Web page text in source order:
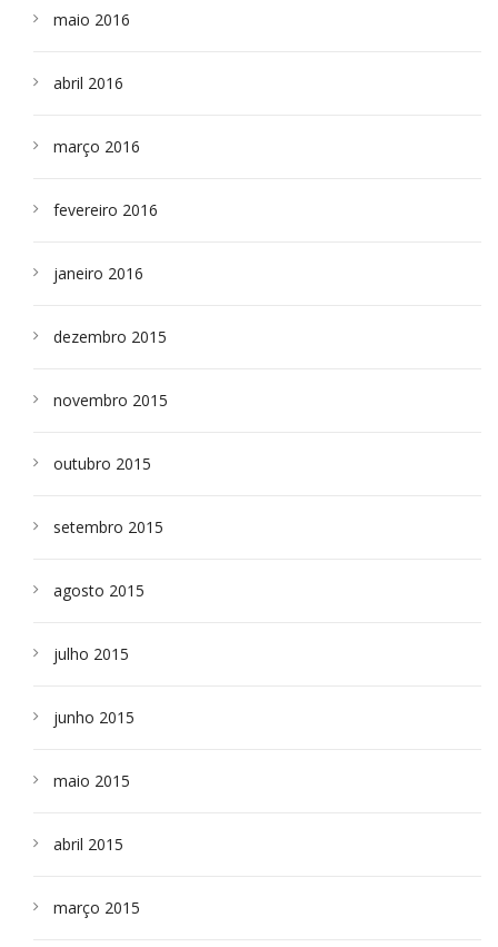
maio 2016
abril 2016
março 2016
fevereiro 2016
janeiro 2016
dezembro 2015
novembro 2015
outubro 2015
setembro 2015
agosto 2015
julho 2015
junho 2015
maio 2015
abril 2015
março 2015